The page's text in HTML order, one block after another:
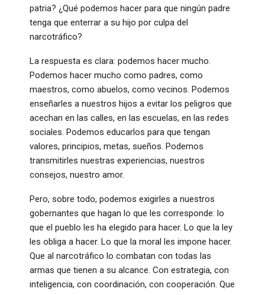
patria? ¿Qué podemos hacer para que ningún padre
tenga que enterrar a su hijo por culpa del
narcotráfico?
La respuesta es clara: podemos hacer mucho.
Podemos hacer mucho como padres, como
maestros, como abuelos, como vecinos. Podemos
enseñarles a nuestros hijos a evitar los peligros que
acechan en las calles, en las escuelas, en las redes
sociales. Podemos educarlos para que tengan
valores, principios, metas, sueños. Podemos
transmitirles nuestras experiencias, nuestros
consejos, nuestro amor.
Pero, sobre todo, podemos exigirles a nuestros
gobernantes que hagan lo que les corresponde: lo
que el pueblo les ha elegido para hacer. Lo que la ley
les obliga a hacer. Lo que la moral les impone hacer.
Que al narcotráfico lo combatan con todas las
armas que tienen a su alcance. Con estrategia, con
inteligencia, con coordinación, con cooperación. Que